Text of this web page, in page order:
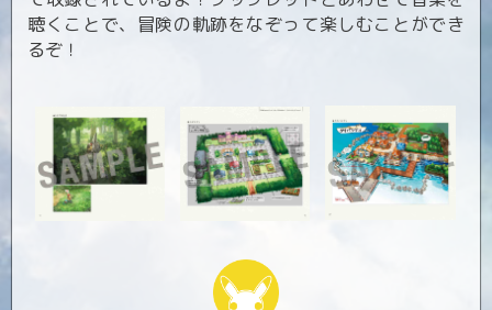
聴くことで、冒険の軌跡をなぞって楽しむことができ
るぞ！